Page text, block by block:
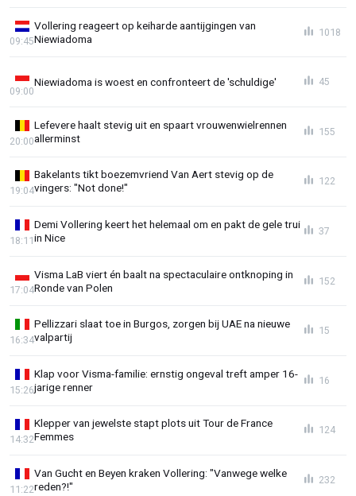
Vollering reageert op keiharde aantijgingen van
Niewiadoma
09:45
1018
Niewiadoma is woest en confronteert de 'schuldige'
09:00
45
Lefevere haalt stevig uit en spaart vrouwenwielrennen
allerminst
20:00
155
Bakelants tikt boezemvriend Van Aert stevig op de
vingers: "Not done!"
19:04
122
Demi Vollering keert het helemaal om en pakt de gele trui
in Nice
18:11
37
Visma LaB viert én baalt na spectaculaire ontknoping in
Ronde van Polen
17:04
152
Pellizzari slaat toe in Burgos, zorgen bij UAE na nieuwe
valpartij
16:34
15
Klap voor Visma-familie: ernstig ongeval treft amper 16-
jarige renner
15:26
16
Klepper van jewelste stapt plots uit Tour de France
Femmes
14:32
124
Van Gucht en Beyen kraken Vollering: "Vanwege welke
reden?!"
11:22
232